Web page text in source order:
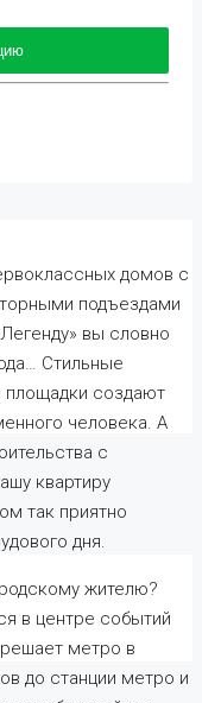
домов с
подъездами
вы словно
Стильные
площадки создают
человека. А
с
квартиру
так приятно
дня.
жителю?
в центре событий
метро в
до станции метро и